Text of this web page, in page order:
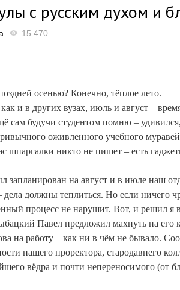
с русским духом и
15 470
осенью? Конечно, тёплое лето.
и в других вузах, июль и август –
сам будучи студентом помню –
оживленного учебного
шпаргалки никто не пишет – есть
на август и в июле наш
дела должны теплиться. Но если ничего
процесс не нарушит. Вот, и решил
Павел предложил махнуть на его
на работу – как ни в чём не бывало.
нашего проректора, стародавнего
вёдра и почти непереносимого (от